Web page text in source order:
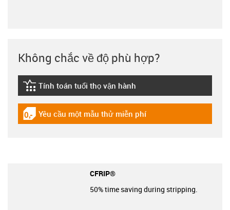
Không chắc về độ phù hợp?
igus-icon-lebensdauerrechner
Tính toán tuổi thọ vận hành
igus-icon-gratismuster
Yêu cầu một mẫu thử miễn phí
CFRIP®
50% time saving during stripping.